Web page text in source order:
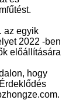
az egyik
2022 -ben
előállítására
hogy